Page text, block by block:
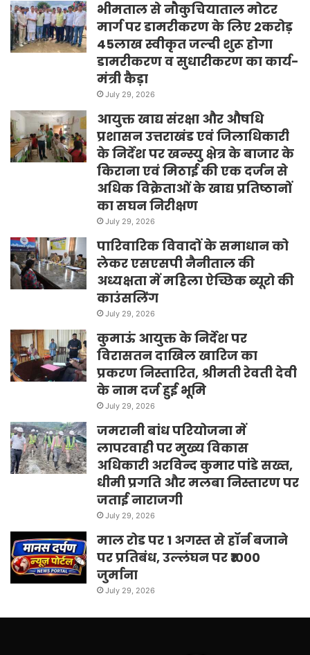
भीमताल से नौकुचियाताल मोटर
मार्ग पर डामरीकरण के लिए 2करोड़
45लाख स्वीकृत जल्दी शुरू होगा
डामरीकरण व सुधारीकरण का कार्य-
मंत्री कैड़ा
July 29, 2026
आयुक्त खाद्य संरक्षा और औषधि
प्रशासन उत्तराखंड एवं जिलाधिकारी
के निर्देश पर खन्स्यु क्षेत्र के बाजार के
किराना एवं मिठाई की एक दर्जन से
अधिक विक्रेताओं के खाद्य प्रतिष्ठानों
का सघन निरीक्षण
July 29, 2026
पारिवारिक विवादों के समाधान को
लेकर एसएसपी नैनीताल की
अध्यक्षता में महिला ऐच्छिक ब्यूरो की
काउंसलिंग
July 29, 2026
कुमाऊं आयुक्त के निर्देश पर
विरासतन दाखिल खारिज का
प्रकरण निस्तारित, श्रीमती रेवती देवी
के नाम दर्ज हुई भूमि
July 29, 2026
जमरानी बांध परियोजना में
लापरवाही पर मुख्य विकास
अधिकारी अरविन्द कुमार पांडे सख्त,
धीमी प्रगति और मलबा निस्तारण पर
जताई नाराजगी
July 29, 2026
माल रोड पर 1 अगस्त से हॉर्न बजाने
पर प्रतिबंध, उल्लंघन पर ₹1000
जुर्माना
July 29, 2026